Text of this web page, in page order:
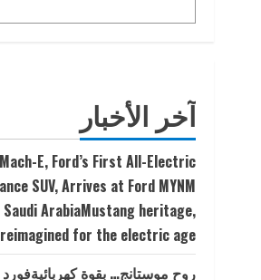
آخر الأخبار
E, Ford’s First All-Electric
SUV, Arrives at Ford MYNM
Saudi ArabiaMustang heritage,
reimagined for the electric age.